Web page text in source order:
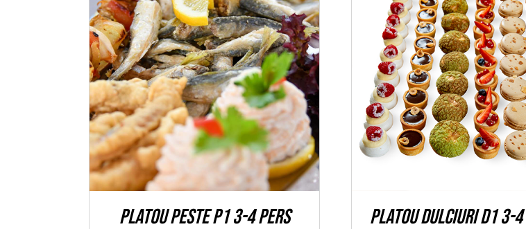
ADAUGĂ ÎN COȘ / DETALII
Platou peste P1 3-4 pers
ADAUGĂ ÎN COȘ /
Platou dulciuri D1 3-